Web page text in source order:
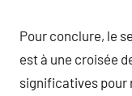
Pour conclure, le
est à une croisée
significatives pour